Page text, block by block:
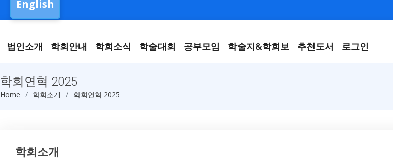
English
법인소개 학회안내 학회소식 학술대회 공부모임 학술지&학회보 추천도서 로그인
학회연혁 2025
Home 학회소개 학회연혁 2025
학회소개